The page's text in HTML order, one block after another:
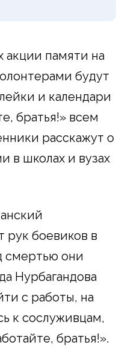
акции памяти на
будут
и календари
братья!» всем
расскажут о
в школах и вузах
рук боевиков в
смертью они
Нурбагандова
с работы, на
к сослуживцам,
братья!».